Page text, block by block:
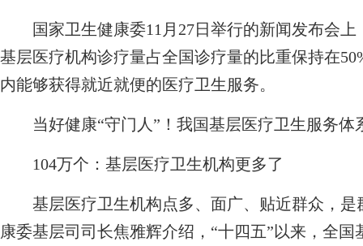
国家卫生健康委11月27日举行的新闻发布会上
基层医疗机构诊疗量占全国诊疗量的比重保持在
内能够获得就近就便的医疗卫生服务。
当好健康“守门人”！我国基层医疗卫生服务体
104万个：基层医疗卫生机构更多了
基层医疗卫生机构点多、面广、贴近群众，是
康委基层司司长焦雅辉介绍，“十四五”以来，全